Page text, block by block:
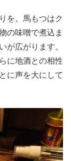
を。馬もつはク
の味噌で煮込ま
が広がります。
に地酒との相性
に声を大にして